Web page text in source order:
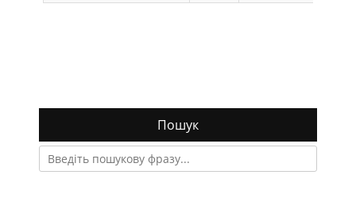
Пошук
Search
for: